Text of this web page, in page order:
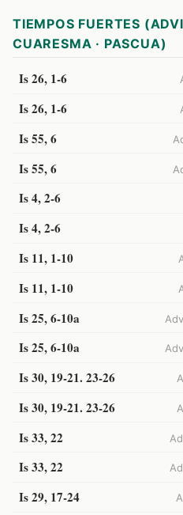
TIEMPOS FUERTES
CUARESMA · PASCUA)
Is 26, 1-6
Is 26, 1-6
Is 55, 6
Is 55, 6
Is 4, 2-6
Is 4, 2-6
Is 11, 1-10
Is 11, 1-10
Is 25, 6-10a
Is 25, 6-10a
Is 30, 19-21. 23-26
Is 30, 19-21. 23-26
Is 33, 22
Is 33, 22
Is 29, 17-24